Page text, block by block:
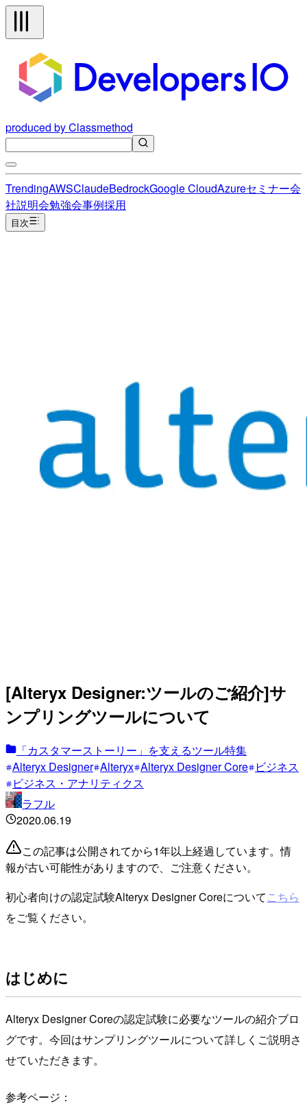
produced by Classmethod
TrendingAWSClaudeBedrockGoogle CloudAzureセミナー会
社説明会勉強会事例採用
目次
[Alteryx Designer:ツールのご紹介]サ
ンプリングツールについて
「カスタマーストーリー」を支えるツール特集
Alteryx Designer Alteryx Alteryx Designer Core ビジネス
ビジネス・アナリティクス
ラフル
2020.06.19
この記事は公開されてから1年以上経過しています。情
報が古い可能性がありますので、ご注意ください。
初心者向けの認定試験Alteryx Designer Coreについてこちら
をご覧ください。
はじめに
Alteryx Designer Coreの認定試験に必要なツールの紹介ブロ
グです。今回はサンプリングツールについて詳しくご説明さ
せていただきます。
参考ページ：